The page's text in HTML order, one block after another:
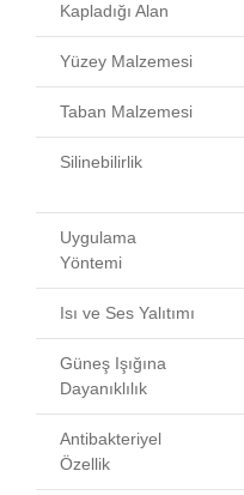
Kapladığı Alan
Yüzey Malzemesi
Taban Malzemesi
Silinebilirlik
Uygulama
Yöntemi
Isı ve Ses Yalıtımı
Güneş Işığına
Dayanıklılık
Antibakteriyel
Özellik